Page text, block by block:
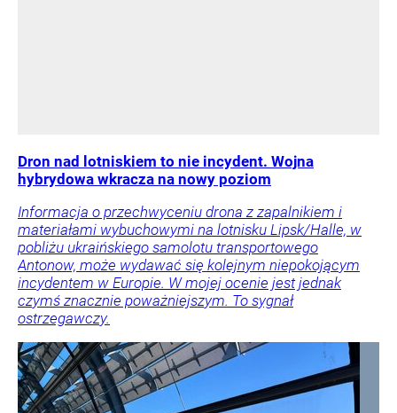
Dron nad lotniskiem to nie incydent. Wojna
hybrydowa wkracza na nowy poziom
Informacja o przechwyceniu drona z zapalnikiem i
materiałami wybuchowymi na lotnisku Lipsk/Halle, w
pobliżu ukraińskiego samolotu transportowego
Antonow, może wydawać się kolejnym niepokojącym
incydentem w Europie. W mojej ocenie jest jednak
czymś znacznie poważniejszym. To sygnał
ostrzegawczy.